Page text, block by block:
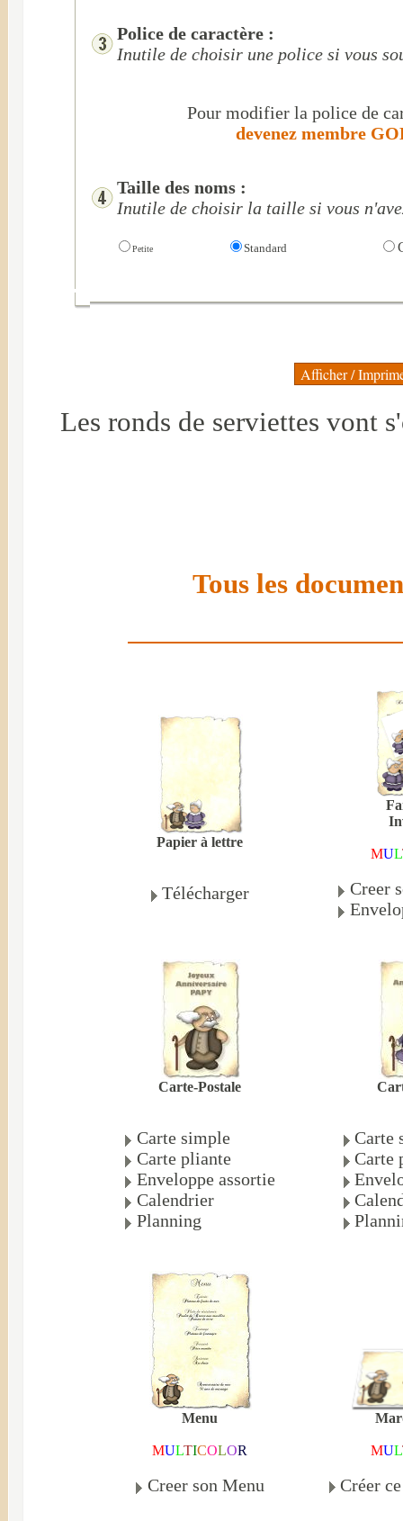
Police de caractère :
Inutile de choisir une police si vous
Pour modifier la police de
devenez membre
Taille des noms :
Inutile de choisir la taille si vous
Petite Standard
Les ronds de serviettes vont
Tous les
Papier à lettre
Télécharger
MUL
Creer
Carte-Postale
Carte simple
Carte pliante
Enveloppe assortie
Calendrier
Planning
Carte
Carte
Menu
MULTICOLOR
Creer son Menu
MUL
Créer